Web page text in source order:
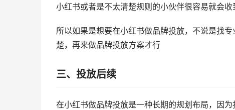
小红书或者是不太清楚规则的小伙伴很容易就会收
所以如果是想要在小红书做品牌投放，不说是找
楚，再来做品牌投放方案才行
三、投放后续
在小红书做品牌投放是一种长期的规划布局，因